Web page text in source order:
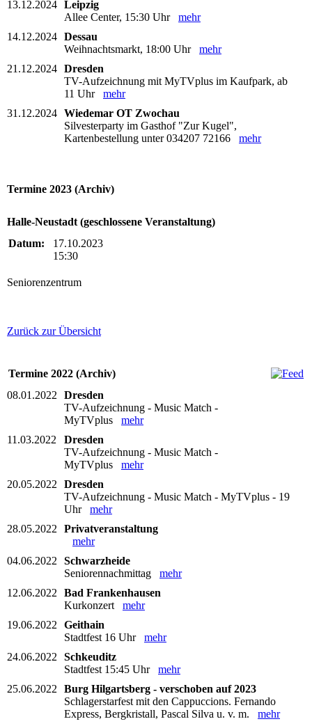
13.12.2024 Leipzig
Allee Center, 15:30 Uhr mehr
14.12.2024 Dessau
Weihnachtsmarkt, 18:00 Uhr mehr
21.12.2024 Dresden
TV-Aufzeichnung mit MyTVplus im Kaufpark, ab
11 Uhr mehr
31.12.2024 Wiedemar OT Zwochau
Silvesterparty im Gasthof "Zur Kugel",
Kartenbestellung unter 034207 72166 mehr
Termine 2023 (Archiv)
Halle-Neustadt (geschlossene Veranstaltung)
Datum:
17.10.2023
15:30
Seniorenzentrum
Zurück zur Übersicht
Termine 2022 (Archiv)
08.01.2022
Dresden
TV-Aufzeichnung - Music Match -
MyTVplus mehr
11.03.2022
Dresden
TV-Aufzeichnung - Music Match -
MyTVplus mehr
20.05.2022
Dresden
TV-Aufzeichnung - Music Match - MyTVplus - 19
Uhr mehr
28.05.2022
Privatveranstaltung
mehr
04.06.2022
Schwarzheide
Seniorennachmittag mehr
12.06.2022
Bad Frankenhausen
Kurkonzert mehr
19.06.2022
Geithain
Stadtfest 16 Uhr mehr
24.06.2022
Schkeuditz
Stadtfest 15:45 Uhr mehr
25.06.2022
Burg Hilgartsberg - verschoben auf 2023
Schlagerstarfest mit den Cappuccions. Fernando
Express, Bergkristall, Pascal Silva u. v. m. mehr